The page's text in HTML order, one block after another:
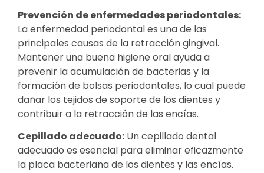
Prevención de enfermedades periodontales:
La enfermedad periodontal es una de las
principales causas de la retracción gingival.
Mantener una buena higiene oral ayuda a
prevenir la acumulación de bacterias y la
formación de bolsas periodontales, lo cual puede
dañar los tejidos de soporte de los dientes y
contribuir a la retracción de las encías.
Cepillado adecuado: Un cepillado dental
adecuado es esencial para eliminar eficazmente
la placa bacteriana de los dientes y las encías.